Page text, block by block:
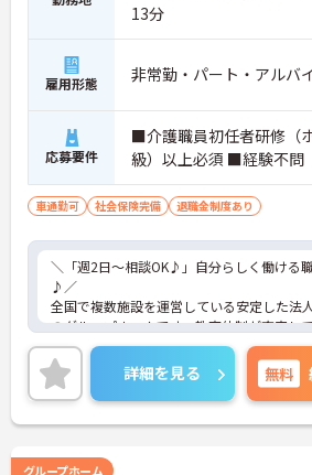
13分
雇用形態 非常勤・パート・アルバ
応募要件
■介護職員初任者研修（
級）以上必須 ■経験不問
車通勤可 社会保険完備 退職金制度あり
＼「週2日～相談OK♪」自分らしく働ける
♪／
全国で複数施設を運営している安定した法
のグループホームです。教育体制が充実し
未経験の方でも段階的に知識や技術を身に
る研修制度をご用意。また、資格取得支援制
っているため、働きながらスキルアップを
す◎勤務日数や時間の相談も柔軟で、ライ
ルに合わせながら長く働きやすい環境が整
詳細を見る 無料
グループホーム